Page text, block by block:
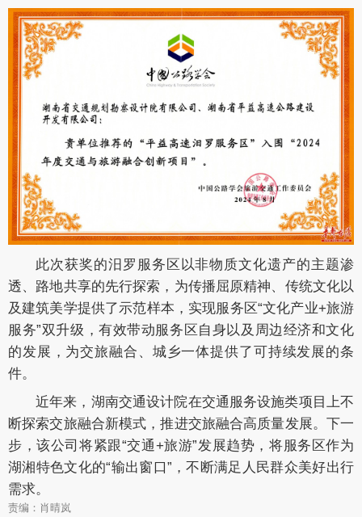
此次获奖的汨罗服务区以非物质文化遗产的主题渗
透、路地共享的先行探索，为传播屈原精神、传统文化以
及建筑美学提供了示范样本，实现服务区“文化产业+旅游
服务”双升级，有效带动服务区自身以及周边经济和文化
的发展，为交旅融合、城乡一体提供了可持续发展的条
件。
近年来，湖南交通设计院在交通服务设施类项目上不
断探索交旅融合新模式，推进交旅融合高质量发展。下一
步，该公司将紧跟“交通+旅游”发展趋势，将服务区作为
湖湘特色文化的“输出窗口”，不断满足人民群众美好出行
需求。
责编：肖晴岚